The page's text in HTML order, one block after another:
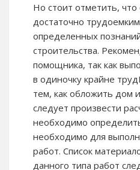
Но стоит отметить, что
достаточно
определенных
строительства.
помощника, так как
в одиночку крайне
тем, как обложить дом
следует произвести
необходимо
необходимо для
работ. Список
данного типа работ